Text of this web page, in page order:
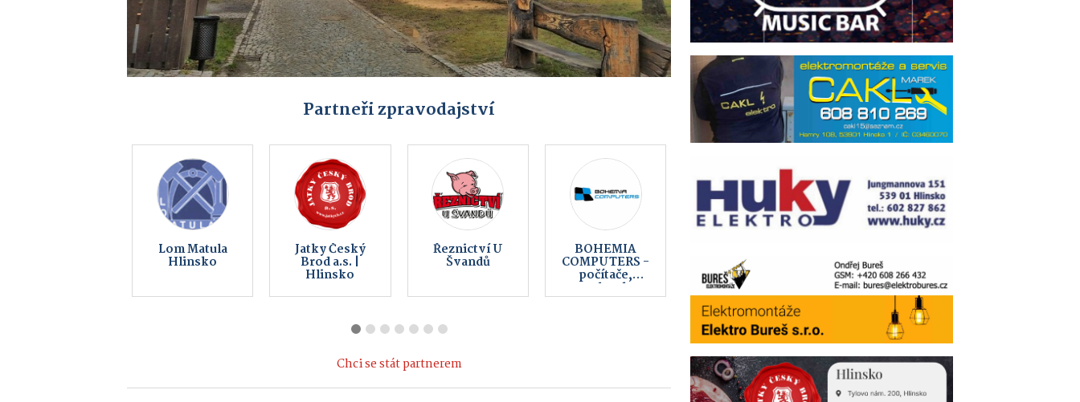
Partneři zpravodajství
Koupelna
music bar
Elektro Bureš
s.r.o
Multifunkční
centrum
Peklo
Čertovina
Chci se stát partnerem